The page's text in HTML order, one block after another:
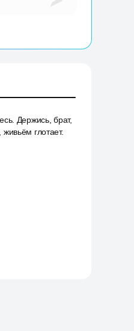
Держись, брат,
глотает.